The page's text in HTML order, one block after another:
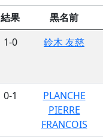
結果
黒名前
1-0 鈴木 友慈
0-1
PLANCHE
PIERRE
FRANCOIS